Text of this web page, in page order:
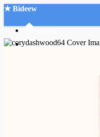
★ Bideew